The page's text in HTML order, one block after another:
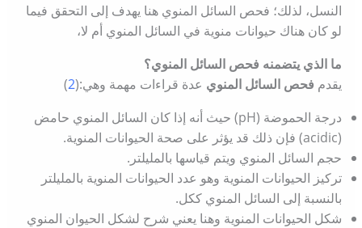
النسل، لذلك؛ فحص السائل المنوي هنا يهدف إلى التحقق فيما
لو كان هناك حيوانات منوية في السائل المنوي أم لا،
ما الذي يتضمنه فحص السائل المنوي؟
يقدم فحص السائل المنوي عدة قراءات مهمة وهي:(2
)
درجة الحموضة (pH) حيث أنه إذا كان السائل المنوي حامض
(acidic) فإن ذلك قد يؤثر على صحة الحيوانات المنوية.
حجم السائل المنوي ويتم قياسها بالمليلتر.
تركيز الحيوانات المنوية وهو عدد الحيوانات المنوية بالمليلتر
بالنسبة إلى السائل المنوي ككل.
شكل الحيوانات المنوية وهنا يعني شرح لشكل الحيوان المنوي